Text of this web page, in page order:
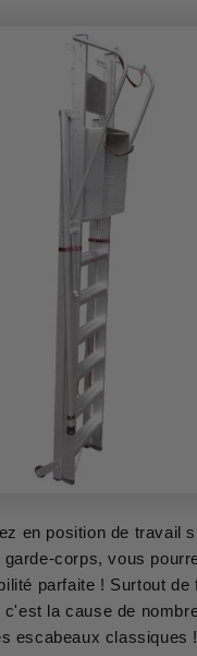
en position de travail
garde-corps, vous
parfaite ! Surtout de
c'est la cause de
escabeaux classiques